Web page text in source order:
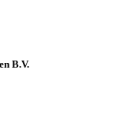
B.V.